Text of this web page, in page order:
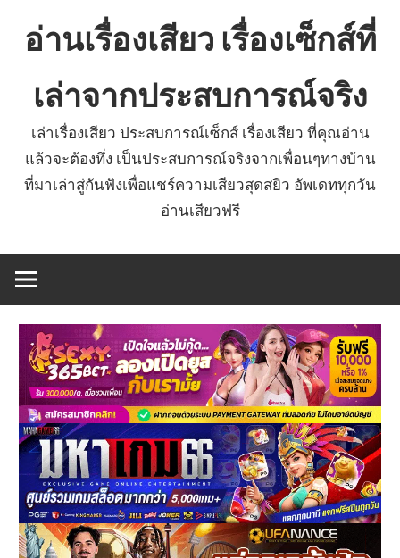
อ่านเรื่องเสียว เรื่องเซ็กส์ที่
เล่าจากประสบการณ์จริง
เล่าเรื่องเสียว ประสบการณ์เซ็กส์ เรื่องเสียว ที่คุณอ่าน
แล้วจะต้องทึ่ง เป็นประสบการณ์จริงจากเพื่อนๆทางบ้าน
ที่มาเล่าสู่กันฟังเพื่อแชร์ความเสียวสุดสยิว อัพเดททุกวัน
อ่านเสียวฟรี